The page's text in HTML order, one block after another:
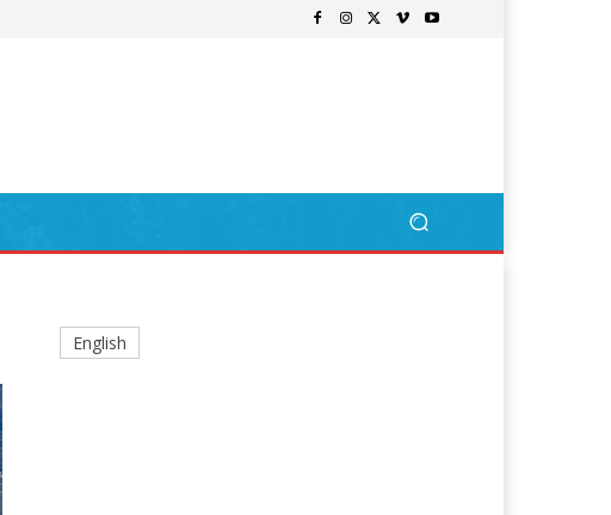
English